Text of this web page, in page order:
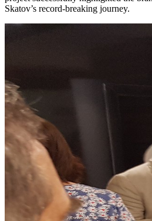
Skatov’s record-breaking journey.